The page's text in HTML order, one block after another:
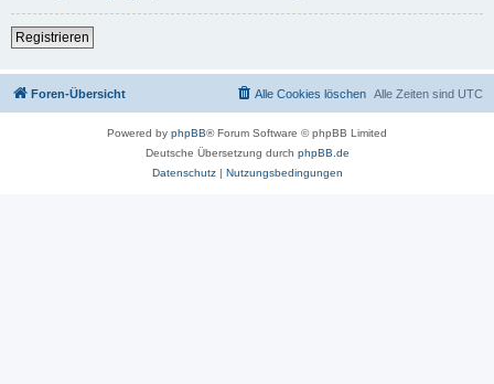
Registrieren
Foren-Übersicht Alle Zeiten sind UTC
Alle Cookies löschen
Powered by phpBB® Forum Software © phpBB Limited
Deutsche Übersetzung durch phpBB.de
Datenschutz| Nutzungsbedingungen